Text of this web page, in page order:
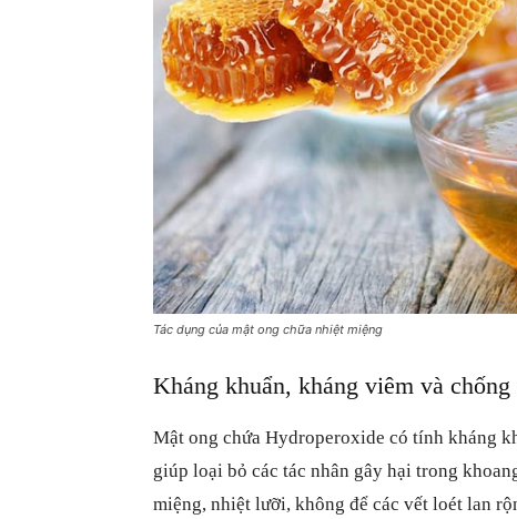
Tác dụng của mật ong chữa nhiệt miệng
Kháng khuẩn, kháng viêm và chống
Mật ong chứa Hydroperoxide có tính kháng
giúp loại bỏ các tác nhân gây hại trong
miệng, nhiệt lưỡi, không để các vết loét lan